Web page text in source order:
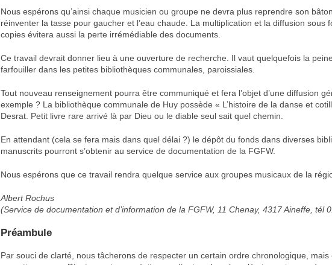
Nous espérons qu’ainsi chaque musicien ou groupe ne devra plus reprendre son
réinventer la tasse pour gaucher et l’eau chaude. La multiplication et la diffusion sous
copies évitera aussi la perte irrémédiable des documents.
Ce travail devrait donner lieu à une ouverture de recherche. Il vaut quelquefois la
farfouiller dans les petites bibliothèques communales, paroissiales.
Tout nouveau renseignement pourra être communiqué et fera l’objet d’une diffusion
exemple ? La bibliothèque communale de Huy possède « L’histoire de la danse et
Desrat. Petit livre rare arrivé là par Dieu ou le diable seul sait quel chemin.
En attendant (cela se fera mais dans quel délai ?) le dépôt du fonds dans diverses
manuscrits pourront s’obtenir au service de documentation de la FGFW.
Nous espérons que ce travail rendra quelque service aux groupes musicaux de la
Albert Rochus
(Service de documentation et d’information de la FGFW, 11 Chenay, 4317 Aineffe, tél
Préambule
Par souci de clarté, nous tâcherons de respecter un certain ordre chronologique, mais